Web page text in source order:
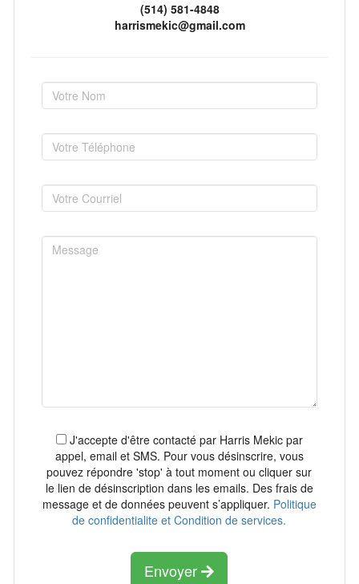
(514) 581-4848
harrismekic@gmail.com
J'accepte d'être contacté par Harris Mekic par
appel, email et SMS. Pour vous désinscrire, vous
pouvez répondre 'stop' à tout moment ou cliquer sur
le lien de désinscription dans les emails. Des frais de
message et de données peuvent s’appliquer. Politique
de confidentialite et Condition de services.
Envoyer